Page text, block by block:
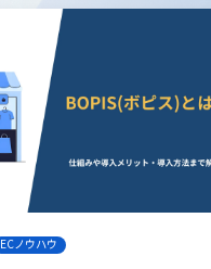
ECノウハウ